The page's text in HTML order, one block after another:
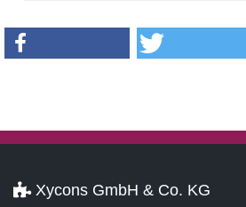
Xycons GmbH & Co. KG